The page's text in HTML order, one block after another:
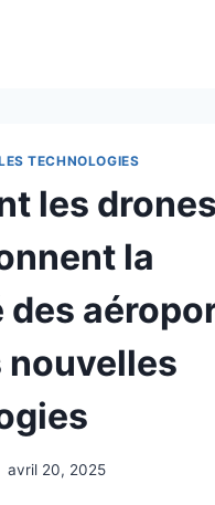
TECHNOLOGIES
les drones
la
des
nouvelles
avril 20, 2025